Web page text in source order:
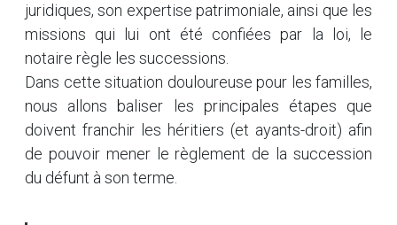
juridiques, son expertise patrimoniale, ainsi que les
missions qui lui ont été confiées par la loi, le
notaire règle les successions.
Dans cette situation douloureuse pour les familles,
nous allons baliser les principales étapes que
doivent franchir les héritiers (et ayants-droit) afin
de pouvoir mener le règlement de la succession
du défunt à son terme.